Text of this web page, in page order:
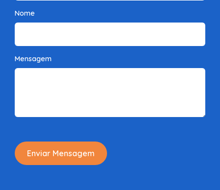
Nome
Mensagem
Enviar Mensagem